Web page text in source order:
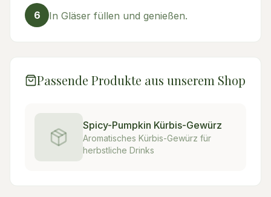
6 In Gläser füllen und genießen.
Passende Produkte aus unserem Shop
Spicy-Pumpkin Kürbis-Gewürz
Aromatisches Kürbis-Gewürz für
herbstliche Drinks